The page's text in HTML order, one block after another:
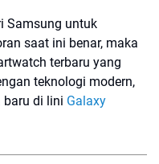
Samsung untuk
saat ini benar, maka
terbaru yang
teknologi modern,
baru di lini Galaxy